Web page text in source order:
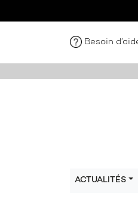
Besoin
ACTUALITÉS